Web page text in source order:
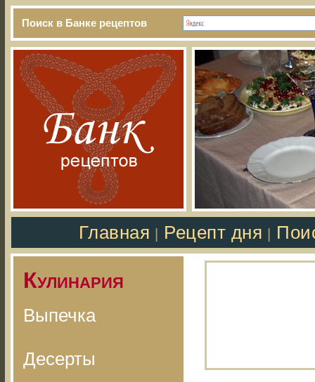
Поиск в Банке рецептов
Главная Рецепт дня
Кулинария
Выпечка
Десерты